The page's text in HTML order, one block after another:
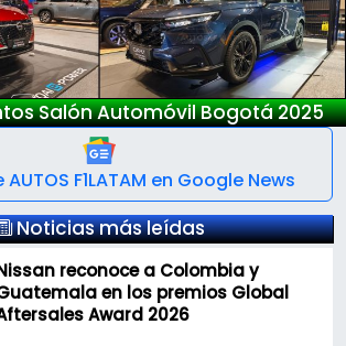
Nuevo Deepal S05
F1LATAM en Google News
Noticias más leídas
reconoce a Colombia y
en los premios Global
Award 2026